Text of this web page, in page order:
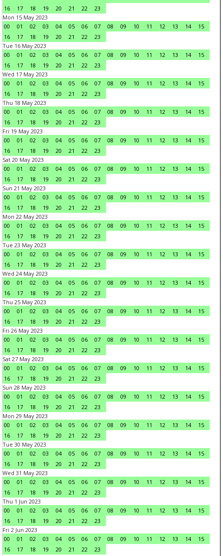
16
17 18 19 20 21 22
23
Mon 15 May 2023
00
01 02 03 04 05 06 07 08 09 10 11 12 13 14
15
16
17 18 19 20 21 22
23
Tue 16 May 2023
00
01 02 03 04 05 06 07 08 09 10 11 12 13 14
15
16
17 18 19 20 21 22
23
Wed 17 May 2023
00
01 02 03 04 05 06 07 08 09 10 11 12 13 14
15
16
17 18 19 20 21 22
23
Thu 18 May 2023
00
01 02 03 04 05 06 07 08 09 10 11 12 13 14
15
16
17 18 19 20 21 22
23
Fri 19 May 2023
00
01 02 03 04 05 06 07 08 09 10 11 12 13 14
15
16
17 18 19 20 21 22
23
Sat 20 May 2023
00
01 02 03 04 05 06 07 08 09 10 11 12 13 14
15
16
17 18 19 20 21 22
23
Sun 21 May 2023
00
01 02 03 04 05 06 07 08 09 10 11 12 13 14
15
16
17 18 19 20 21 22
23
Mon 22 May 2023
00
01 02 03 04 05 06 07 08 09 10 11 12 13 14
15
16
17 18 19 20 21 22
23
Tue 23 May 2023
00
01 02 03 04 05 06 07 08 09 10 11 12 13 14
15
16
17 18 19 20 21 22
23
Wed 24 May 2023
00
01 02 03 04 05 06 07 08 09 10 11 12 13 14
15
16
17 18 19 20 21 22
23
Thu 25 May 2023
00
01 02 03 04 05 06 07 08 09 10 11 12 13 14
15
16
17 18 19 20 21 22
23
Fri 26 May 2023
00
01 02 03 04 05 06 07 08 09 10 11 12 13 14
15
16
17 18 19 20 21 22
23
Sat 27 May 2023
00
01 02 03 04 05 06 07 08 09 10 11 12 13 14
15
16
17 18 19 20 21 22
23
Sun 28 May 2023
00
01 02 03 04 05 06 07 08 09 10 11 12 13 14
15
16
17 18 19 20 21 22
23
Mon 29 May 2023
00
01 02 03 04 05 06 07 08 09 10 11 12 13 14
15
16
17 18 19 20 21 22
23
Tue 30 May 2023
00
01 02 03 04 05 06 07 08 09 10 11 12 13 14
15
16
17 18 19 20 21 22
23
Wed 31 May 2023
00
01 02 03 04 05 06 07 08 09 10 11 12 13 14
15
16
17 18 19 20 21 22
23
Thu 1 Jun 2023
00
01 02 03 04 05 06 07 08 09 10 11 12 13 14
15
16
17 18 19 20 21 22
23
Fri 2 Jun 2023
00
01 02 03 04 05 06 07 08 09 10 11 12 13 14
15
16
17 18 19 20 21 22
23